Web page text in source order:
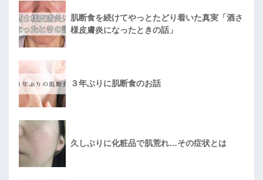
肌断食を続けてやっとたどり着いた真実「酒さ
様皮膚炎になったときの話」
３年ぶりに肌断食のお話
久しぶりに化粧品で肌荒れ…その症状とは